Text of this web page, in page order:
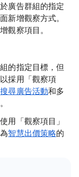
廣告群組的指定
新增觀察方式。
觀察項目。
的指定目標，但
採用「觀察項
搜尋廣告活動和多
用「觀察項目」
智慧出價策略的